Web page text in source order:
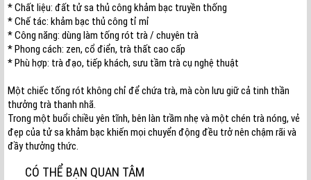
* Chất liệu: đất tử sa thủ công khảm bạc truyền thống
* Chế tác: khảm bạc thủ công tỉ mỉ
* Công năng: dùng làm tống rót trà / chuyên trà
* Phong cách: zen, cổ điển, trà thất cao cấp
* Phù hợp: trà đạo, tiếp khách, sưu tầm trà cụ nghệ thuật
Một chiếc tống rót không chỉ để chứa trà, mà còn lưu giữ cả tinh thần
thưởng trà thanh nhã.
Trong một buổi chiều yên tĩnh, bên làn trầm nhẹ và một chén trà nóng, vẻ
đẹp của tử sa khảm bạc khiến mọi chuyển động đều trở nên chậm rãi và
đầy thưởng thức.
CÓ THỂ BẠN QUAN TÂM